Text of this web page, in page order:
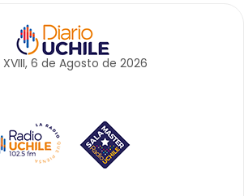
6 de Agosto de 2026